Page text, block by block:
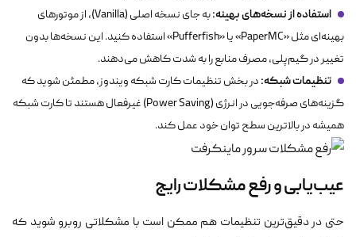
استفاده از نسخه‌های بهینه:
به جای نسخه اصلی (Vanilla)، از موتورهای
بهینه‌ای مثل «PaperMC» یا «Pufferfish» استفاده کنید. این نسخه‌ها بدون
تغییر در گیم‌پلی، مصرف منابع را به شدت کاهش می‌دهند.
تنظیمات شبکه: در بخش تنظیمات کارت شبکه ویندوز، مطمئن شوید که
گزینه‌های صرفه‌جویی در انرژی (Power Saving) غیرفعال هستند تا کارت شبکه
همیشه در بالاترین سطح توان خود عمل کند.
عیب‌یابی و رفع مشکلات رایج
حتی در دقیق‌ترین تنظیمات هم ممکن است با مشکلاتی روبرو شوید که